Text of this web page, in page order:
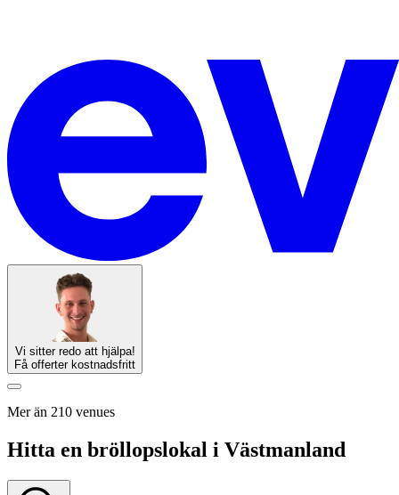
Vi sitter redo att hjälpa!
Få offerter kostnadsfritt
Mer än 210 venues
Hitta en bröllopslokal i Västmanland